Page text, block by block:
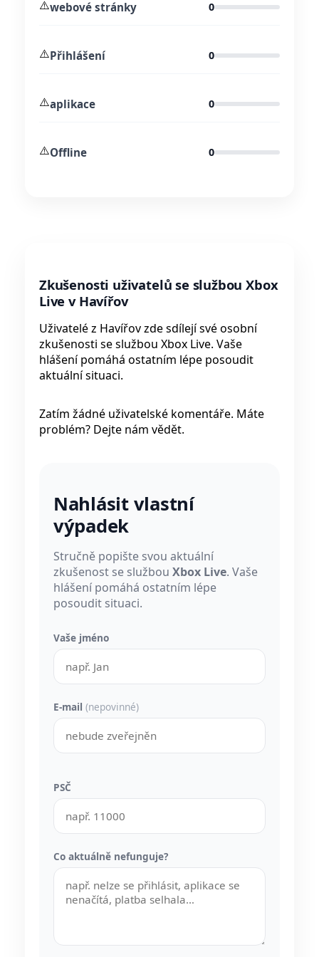
⚠️webové stránky 0
⚠️Přihlášení 0
⚠️aplikace 0
⚠️Offline 0
Zkušenosti uživatelů se službou Xbox
Live v Havířov
Uživatelé z Havířov zde sdílejí své osobní
zkušenosti se službou Xbox Live. Vaše
hlášení pomáhá ostatním lépe posoudit
aktuální situaci.
Zatím žádné uživatelské komentáře. Máte
problém? Dejte nám vědět.
Nahlásit vlastní
výpadek
Stručně popište svou aktuální
zkušenost se službou Xbox Live. Vaše
hlášení pomáhá ostatním lépe
posoudit situaci.
Vaše jméno
E-mail (nepovinné)
PSČ
Co aktuálně nefunguje?